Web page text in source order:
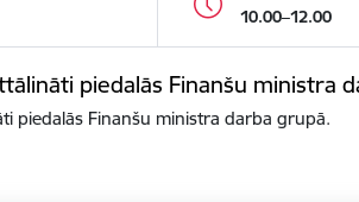
10.00–12.00
piedalās Finanšu ministra
piedalās Finanšu ministra darba grupā.